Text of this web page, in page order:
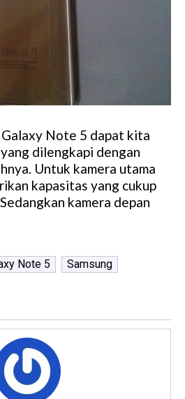
Note 5 dapat kita
dilengkapi dengan
Untuk kamera utama
kapasitas yang cukup
kamera depan
Note 5 Samsung